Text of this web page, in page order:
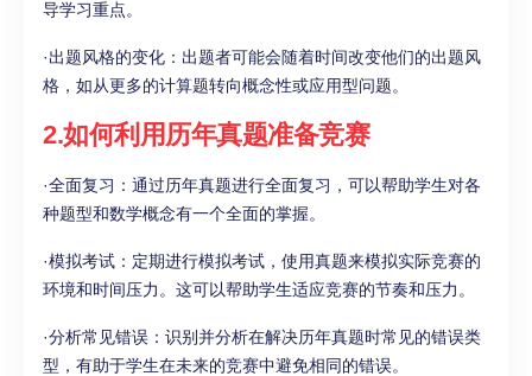
导学习重点。
·出题风格的变化：出题者可能会随着时间改变他们的出题风
格，如从更多的计算题转向概念性或应用型问题。
2.如何利用历年真题准备竞赛
·全面复习：通过历年真题进行全面复习，可以帮助学生对各
种题型和数学概念有一个全面的掌握。
·模拟考试：定期进行模拟考试，使用真题来模拟实际竞赛的
环境和时间压力。这可以帮助学生适应竞赛的节奏和压力。
·分析常见错误：识别并分析在解决历年真题时常见的错误类
型，有助于学生在未来的竞赛中避免相同的错误。